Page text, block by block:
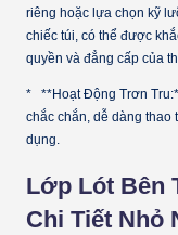
riêng hoặc lựa chọn kỹ
chiếc túi, có thể được
quyền và đẳng cấp của
* **Hoạt Động Trơn
chắc chắn, dễ dàng
dụng.
Lớp Lót Bên
Chi Tiết Nhỏ